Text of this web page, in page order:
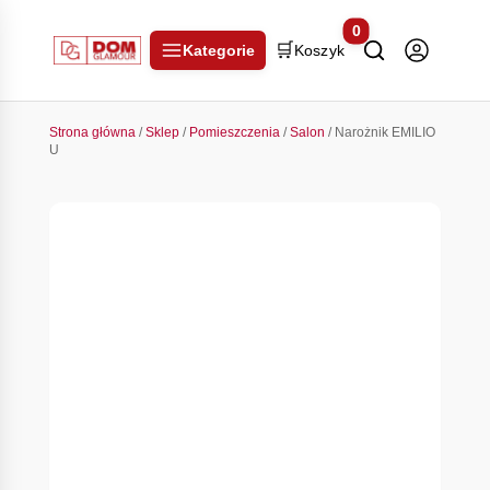
Kategorie 🛒 Koszyk
0
Strona główna/Sklep/ Pomieszczenia/Salon / Narożnik EMILIO
U